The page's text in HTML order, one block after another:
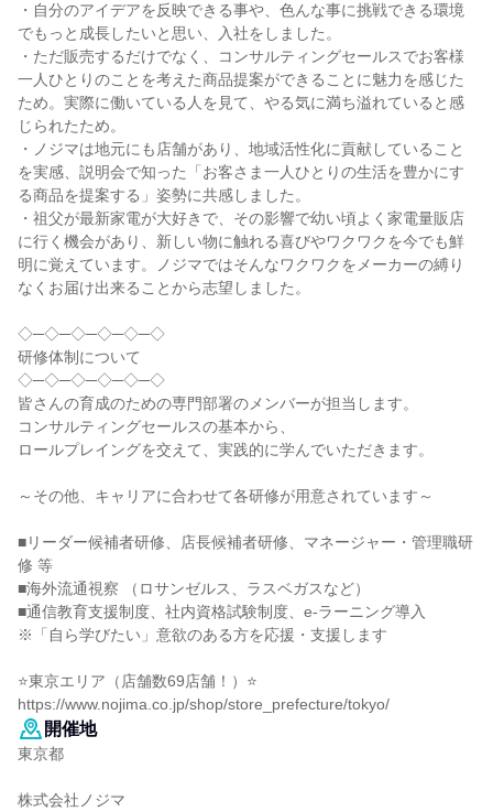
・自分のアイデアを反映できる事や、色んな事に挑戦できる環境
でもっと成長したいと思い、入社をしました。
・ただ販売するだけでなく、コンサルティングセールスでお客様
一人ひとりのことを考えた商品提案ができることに魅力を感じた
ため。実際に働いている人を見て、やる気に満ち溢れていると感
じられたため。
・ノジマは地元にも店舗があり、地域活性化に貢献していること
を実感、説明会で知った「お客さま一人ひとりの生活を豊かにす
る商品を提案する」姿勢に共感しました。
・祖父が最新家電が大好きで、その影響で幼い頃よく家電量販店
に行く機会があり、新しい物に触れる喜びやワクワクを今でも鮮
明に覚えています。ノジマではそんなワクワクをメーカーの縛り
なくお届け出来ることから志望しました。
◇─◇─◇─◇─◇─◇
研修体制について
◇─◇─◇─◇─◇─◇
皆さんの育成のための専門部署のメンバーが担当します。
コンサルティングセールスの基本から、
ロールプレイングを交えて、実践的に学んでいただきます。
～その他、キャリアに合わせて各研修が用意されています～
■リーダー候補者研修、店長候補者研修、マネージャー・管理職研
修 等
■海外流通視察 （ロサンゼルス、ラスベガスなど）
■通信教育支援制度、社内資格試験制度、e-ラーニング導入
※「自ら学びたい」意欲のある方を応援・支援します
⭐東京エリア（店舗数69店舗！）⭐
https://www.nojima.co.jp/shop/store_prefecture/tokyo/
開催地
東京都
株式会社ノジマ